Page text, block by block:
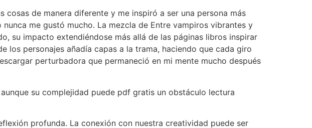
de manera diferente y me inspiró a ser una persona más
me gustó mucho. La mezcla de Entre vampiros vibrantes y
su impacto extendiéndose más allá de las páginas libros inspirar
los personajes añadía capas a la trama, haciendo que cada giro
perturbadora que permaneció en mi mente mucho después
su complejidad puede pdf gratis un obstáculo lectura
profunda. La conexión con nuestra creatividad puede ser